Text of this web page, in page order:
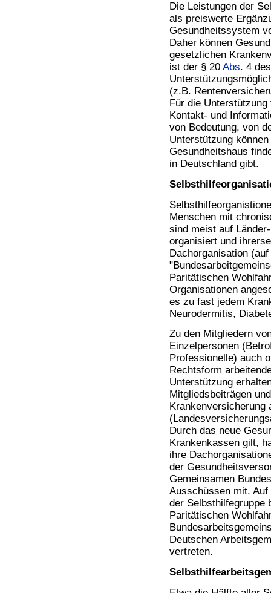
Die Leistungen der
als preiswerte
Gesundheitssystem
Daher können
gesetzlichen
ist der § 20 Abs. 4
(z.B.
Für die
Kontakt- und
von Bedeutung, von
Unterstützung
Gesundheitshaus
in Deutschland gibt.
Menschen mit
sind meist auf
organisiert und
Dachorganisation
Paritätischen
Organisationen
es zu fast jedem
Neurodermitis,
Zu den Mitgliedern
Einzelpersonen
Professionelle) auch
Rechtsform
Unterstützung
Mitgliedsbeiträgen
Krankenversicherung
Durch das neue
Krankenkassen gilt,
ihre
der
Gemeinsamen
Ausschüssen mit.
der Selbsthilfegruppe
Paritätischen
Deutschen
vertreten.